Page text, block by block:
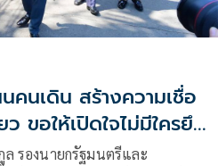
คนเดิน สร้างความเชื่อ
ขอให้เปิดใจไม่มีใครยึด
รองนายกรัฐมนตรีและ